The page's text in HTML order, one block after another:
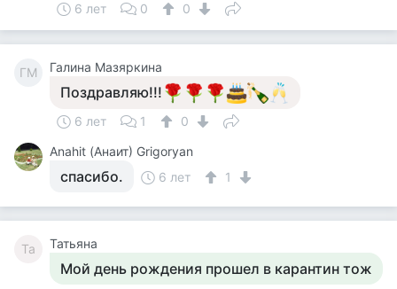
6 лет 0 0
ГМ Галина Мазяркина
Поздравляю!!!
6 лет 1
0
Anahit (Анаит) Grigoryan
спасибо. 6 лет 1
Та Татьяна
Мой день рождения прошел в карантин тож